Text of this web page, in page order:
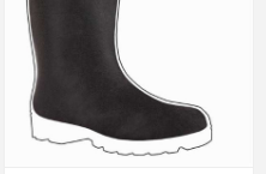
gyártók